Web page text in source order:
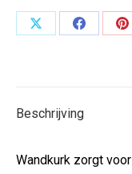
Deel
Deel
Beschrijving
Wandkurk zorgt